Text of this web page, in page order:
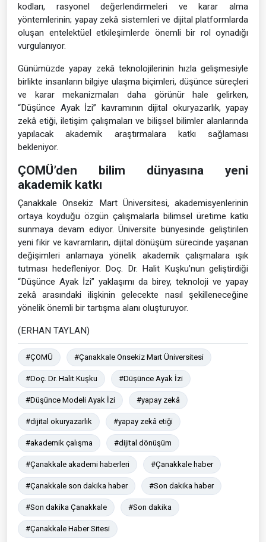
kodları, rasyonel değerlendirmeleri ve karar alma
yöntemlerinin; yapay zekâ sistemleri ve dijital platformlarda
oluşan entelektüel etkileşimlerde önemli bir rol oynadığı
vurgulanıyor.
Günümüzde yapay zekâ teknolojilerinin hızla gelişmesiyle
birlikte insanların bilgiye ulaşma biçimleri, düşünce süreçleri
ve karar mekanizmaları daha görünür hale gelirken,
“Düşünce Ayak İzi” kavramının dijital okuryazarlık, yapay
zekâ etiği, iletişim çalışmaları ve bilişsel bilimler alanlarında
yapılacak akademik araştırmalara katkı sağlaması
bekleniyor.
ÇOMÜ’den bilim dünyasına yeni
akademik katkı
Çanakkale Onsekiz Mart Üniversitesi, akademisyenlerinin
ortaya koyduğu özgün çalışmalarla bilimsel üretime katkı
sunmaya devam ediyor. Üniversite bünyesinde geliştirilen
yeni fikir ve kavramların, dijital dönüşüm sürecinde yaşanan
değişimleri anlamaya yönelik akademik çalışmalara ışık
tutması hedefleniyor. Doç. Dr. Halit Kuşku’nun geliştirdiği
“Düşünce Ayak İzi” yaklaşımı da birey, teknoloji ve yapay
zekâ arasındaki ilişkinin gelecekte nasıl şekilleneceğine
yönelik önemli bir tartışma alanı oluşturuyor.
(ERHAN TAYLAN)
#ÇOMÜ #Çanakkale Onsekiz Mart Üniversitesi
#Doç. Dr. Halit Kuşku #Düşünce Ayak İzi
#Düşünce Modeli Ayak İzi #yapay zekâ
#dijital okuryazarlık #yapay zekâ etiği
#akademik çalışma #dijital dönüşüm
#Çanakkale akademi haberleri #Çanakkale haber
#Çanakkale son dakika haber #Son dakika haber
#Son dakika Çanakkale #Son dakika
#Çanakkale Haber Sitesi